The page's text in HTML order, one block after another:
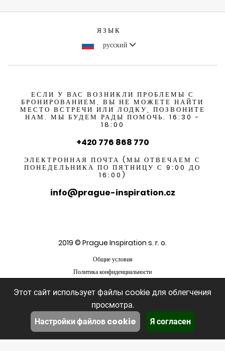
ЯЗЫК
русский
ЕСЛИ У ВАС ВОЗНИКЛИ ПРОБЛЕМЫ С
БРОНИРОВАНИЕМ, ВЫ НЕ МОЖЕТЕ НАЙТИ
МЕСТО ВСТРЕЧИ ИЛИ ЛОДКУ, ПОЗВОНИТЕ
НАМ. МЫ БУДЕМ РАДЫ ПОМОЧЬ. 16:30 -
18:00
+420 776 868 770
ЭЛЕКТРОННАЯ ПОЧТА (МЫ ОТВЕЧАЕМ С
ПОНЕДЕЛЬНИКА ПО ПЯТНИЦУ С 9:00 ДО
16:00)
info@prague-inspiration.cz
2019 © Prague Inspiration s. r. o.
Общие условия
Политика конфиденциальности
Этот сайт использует файлы cookie для облегчения
просмотра.
Настройки файлов cookie
Я согласен